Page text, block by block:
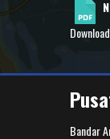
Download
Bandar